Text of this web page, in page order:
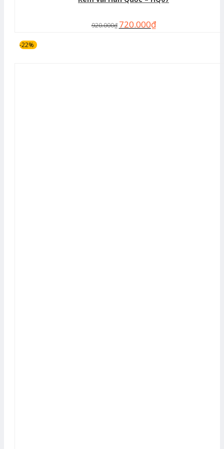
920.000₫ 720.000₫
-22%